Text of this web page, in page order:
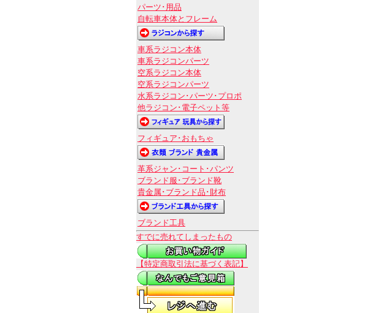
パーツ･用品
自転車本体とフレーム
車系ラジコン本体
車系ラジコンパーツ
空系ラジコン本体
空系ラジコンパーツ
水系ラジコン･パーツ･プロポ
他ラジコン･電子ペット等
フィギュア･おもちゃ
革系ジャン･コート･パンツ
ブランド服･ブランド靴
貴金属･ブランド品･財布
ブランド工具
すでに売れてしまったもの
【特定商取引法に基づく表記】